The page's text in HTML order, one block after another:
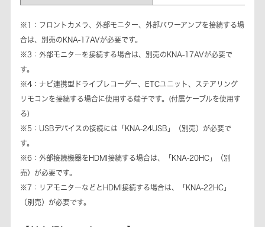
※1：フロントカメラ、外部モニター、外部パワーアンプを接続する場
合は、別売のKNA-17AVが必要です。
※3：外部モニターを接続する場合は、別売のKNA-17AVが必要で
す。
※4：ナビ連携型ドライブレコーダー、ETCユニット、ステアリング
リモコンを接続する場合に使用する端子です。(付属ケーブルを使用す
る)
※5：USBデバイスの接続には「KNA-24USB」（別売）が必要で
す。
※6：外部接続機器をHDMI接続する場合は、「KNA-20HC」（別
売）が必要です。
※7：リアモニターなどとHDMI接続する場合は、「KNA-22HC」
（別売）が必要です。